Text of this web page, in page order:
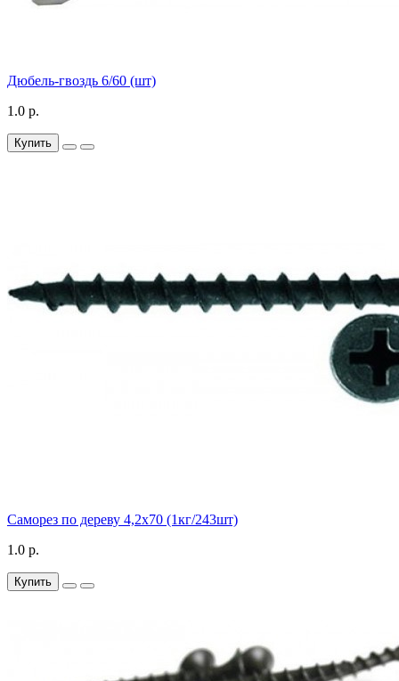
Дюбель-гвоздь 6/60 (шт)
1.0 р.
Купить
Саморез по дереву 4,2х70 (1кг/243шт)
1.0 р.
Купить